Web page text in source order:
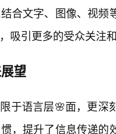
合文字、图像、视频
吸引更多的受众关注
望
于语言层🌸面，更深
，提升了信息传递的